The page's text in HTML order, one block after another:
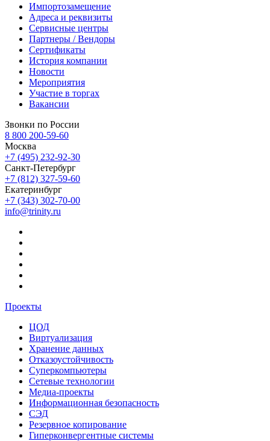
Импортозамещение
Адреса и реквизиты
Сервисные центры
Партнеры / Вендоры
Сертификаты
История компании
Новости
Мероприятия
Участие в торгах
Вакансии
Звонки по России
8 800 200-59-60
Москва
+7 (495) 232-92-30
Санкт-Петербург
+7 (812) 327-59-60
Екатеринбург
+7 (343) 302-70-00
info@trinity.ru
Проекты
ЦОД
Виртуализация
Хранение данных
Отказоустойчивость
Суперкомпьютеры
Сетевые технологии
Медиа-проекты
Информационная безопасность
СЭД
Резервное копирование
Гиперконвергентные системы